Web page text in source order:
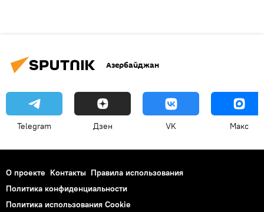
Азербайджан
Telegram Дзен VK Макс
О проекте Контакты Правила использования
Политика конфиденциальности
Политика использования Cookie